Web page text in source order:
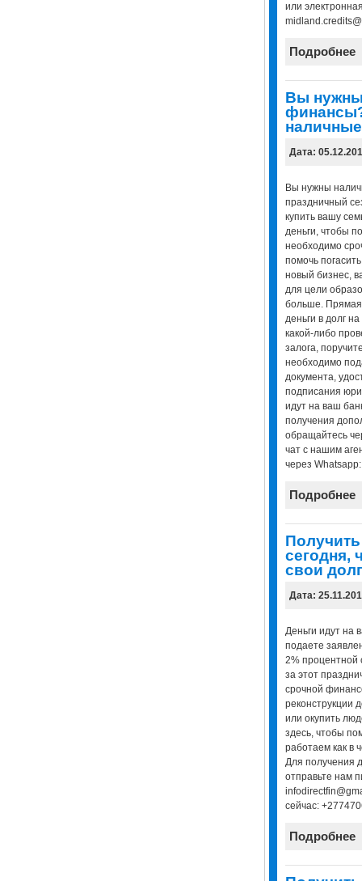
или
Подробнее
Вы
Дата:
Вы нужны
праздничный
купить вашу
деньги, чтобы
необходимо
помочь
новый бизнес,
для цели
больше.
деньги в долг
какой-либо
залога,
необходимо
документа,
подписания
идут на ваш
получения
обращайтесь
чат с нашим
через
Подробнее
сегодня,
свои
Дата:
Деньги идут на
подаете
2% процентной
за этот
срочной
реконструкции
или окупить
здесь, чтобы
работаем как в
Для получения
отправьте нам
сейчас:
Подробнее